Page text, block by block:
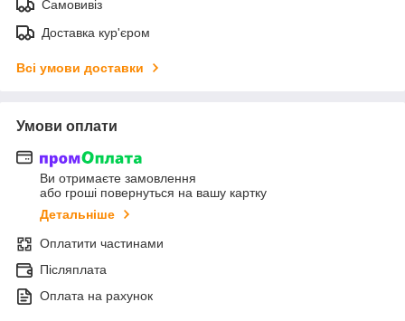
Самовивіз
Доставка кур'єром
Всі умови доставки
Умови оплати
Ви отримаєте замовлення
або гроші повернуться на вашу картку
Детальніше
Оплатити частинами
Післяплата
Оплата на рахунок